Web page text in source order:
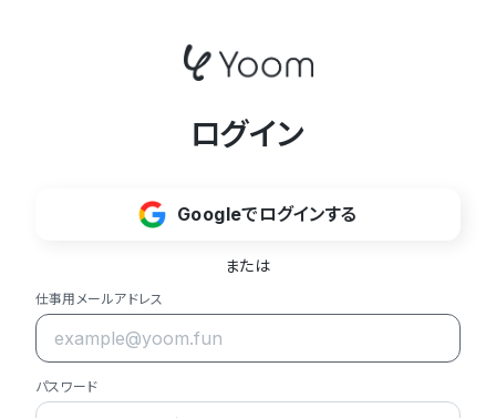
ログイン
Googleでログインする
または
仕事用メールアドレス
パスワード